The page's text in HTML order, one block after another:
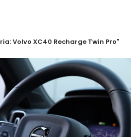
Volvo XC40 Recharge Twin Pro"